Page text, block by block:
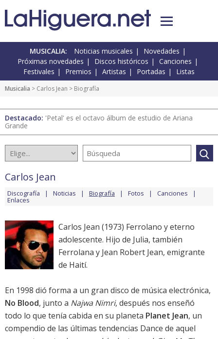
MUSICALIA: Noticias musicales
Novedades
Próximas novedades
Discos históricos
Canciones
Festivales
Premios Artistas Portadas Listas
Musicalia > Carlos Jean > Biografía
Destacado: 'Petal' es el octavo álbum de estudio de Ariana
Grande
Carlos Jean
Discografía Noticias Biografía Fotos Canciones
Enlaces
Carlos Jean (1973) Ferrolano y eterno
adolescente. Hijo de Julia, también
Ferrolana y Jean Robert Jean, emigrante
de Haití.
En 1998 dió forma a un gran disco de música electrónica,
No Blood, junto a Najwa Nimri, después nos enseñó
todo lo que tenía cabida en su planeta Planet Jean, un
compendio de las últimas tendencias Dance de aquel